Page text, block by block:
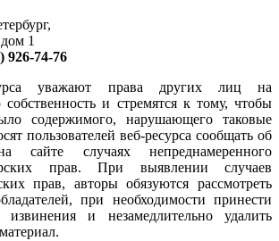
1
926-74-76
уважают права других лиц на
собственность и стремятся к тому, чтобы
содержимого, нарушающего таковые
пользователей веб-ресурса сообщать об
сайте случаях непреднамеренного
прав. При выявлении случаев
прав, авторы обязуются рассмотреть
при необходимости принести
и незамедлительно удалить